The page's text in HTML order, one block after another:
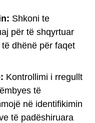
Shkoni te
për të shqyrtuar
dhënë për faqet
Kontrollimi i rregullt
të
në identifikimin
të padëshiruara